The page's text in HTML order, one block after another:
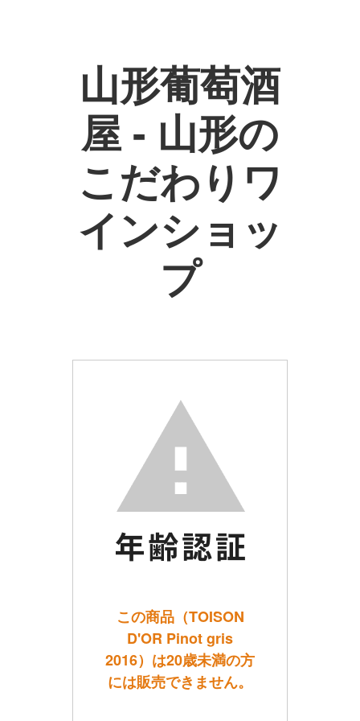
山形葡萄酒
屋 - 山形の
こだわりワ
インショッ
プ
この商品（TOISON
D'OR Pinot gris
2016）は20歳未満の方
には販売できません。